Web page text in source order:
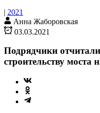
| 2021
Анна Жаборовская
03.03.2021
Подрядчики
строительству моста